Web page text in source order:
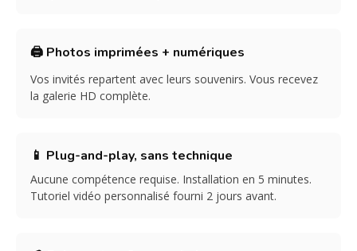
🖨️ Photos imprimées + numériques
Vos invités repartent avec leurs souvenirs. Vous recevez
la galerie HD complète.
📱 Plug-and-play, sans technique
Aucune compétence requise. Installation en 5 minutes.
Tutoriel vidéo personnalisé fourni 2 jours avant.